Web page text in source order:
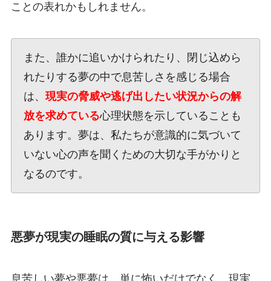
ことの表れかもしれません。
また、誰かに追いかけられたり、閉じ込めら
れたりする夢の中で息苦しさを感じる場合
は、 現実の脅威や逃げ出したい状況からの解
放を求めている心理状態を示していることも
あります。夢は、私たちが意識的に気づいて
いない心の声を聞くための大切な手がかりと
なるのです。
悪夢が現実の睡眠の質に与える影響